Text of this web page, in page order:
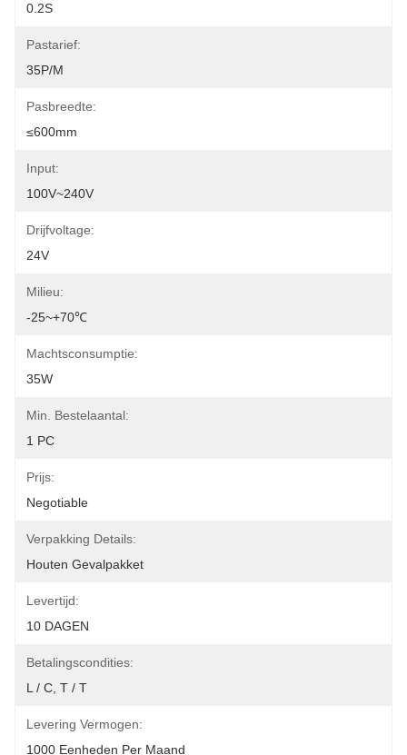
0.2S
Pastarief:
35P/M
Pasbreedte:
≤600mm
Input:
100V~240V
Drijfvoltage:
24V
Milieu:
-25~+70℃
Machtsconsumptie:
35W
Min. Bestelaantal:
1 PC
Prijs:
Negotiable
Verpakking Details:
Houten Gevalpakket
Levertijd:
10 DAGEN
Betalingscondities:
L / C, T / T
Levering Vermogen:
1000 Eenheden Per Maand